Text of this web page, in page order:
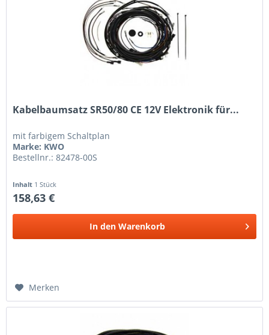
Kabelbaumsatz SR50/80 CE 12V Elektronik für...
mit farbigem Schaltplan
Marke: KWO
Bestellnr.: 82478-00S
Inhalt 1 Stück
158,63 €
In den Warenkorb
Merken